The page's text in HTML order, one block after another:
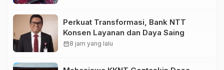
Perkuat Transformasi, Bank NTT
Konsen Layanan dan Daya Saing
calendar_month8 jam yang lalu